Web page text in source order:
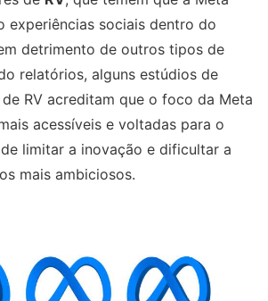
experiências sociais dentro do
detrimento de outros tipos de
relatórios, alguns estúdios de
RV acreditam que o foco da Meta
acessíveis e voltadas para o
limitar a inovação e dificultar a
mais ambiciosos.